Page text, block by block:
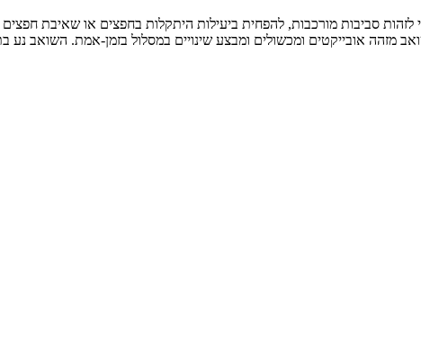
לזהות סביבות מורכבות, להפחית ביעילות היתקלות בחפצים או שאיבת
מזהה אובייקטים ומכשולים ומבצע שינויים במסלול בזמן-אמת. השואב נע